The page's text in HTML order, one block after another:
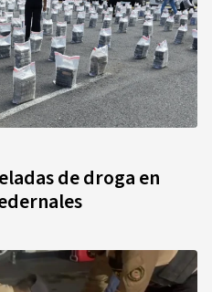
de droga en